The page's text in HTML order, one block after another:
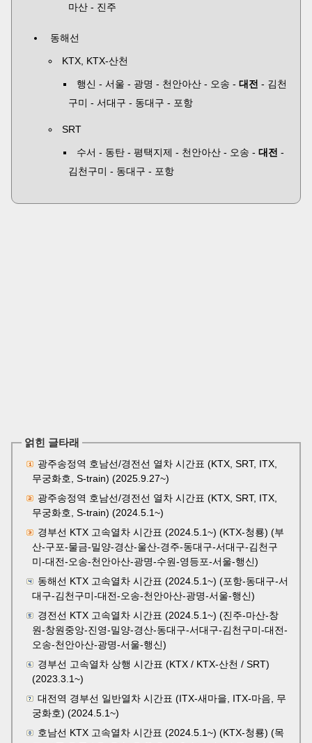
마산 - 진주
동해선
KTX, KTX-산천
행신 - 서울 - 광명 - 천안아산 - 오송 - 대전 - 김천
구미 - 서대구 - 동대구 - 포항
SRT
수서 - 동탄 - 평택지제 - 천안아산 - 오송 - 대전 -
김천구미 - 동대구 - 포항
얽힌 글타래
광주송정역 호남선/경전선 열차 시간표 (KTX, SRT, ITX,
무궁화호, S-train) (2025.9.27~)
광주송정역 호남선/경전선 열차 시간표 (KTX, SRT, ITX,
무궁화호, S-train) (2024.5.1~)
경부선 KTX 고속열차 시간표 (2024.5.1~) (KTX-청룡) (부
산-구포-물금-밀양-경산-울산-경주-동대구-서대구-김천구
미-대전-오송-천안아산-광명-수원-영등포-서울-행신)
동해선 KTX 고속열차 시간표 (2024.5.1~) (포항-동대구-서
대구-김천구미-대전-오송-천안아산-광명-서울-행신)
경전선 KTX 고속열차 시간표 (2024.5.1~) (진주-마산-창
원-창원중앙-진영-밀양-경산-동대구-서대구-김천구미-대전-
오송-천안아산-광명-서울-행신)
경부선 고속열차 상행 시간표 (KTX / KTX-산천 / SRT)
(2023.3.1~)
대전역 경부선 일반열차 시간표 (ITX-새마을, ITX-마음, 무
궁화호) (2024.5.1~)
호남선 KTX 고속열차 시간표 (2024.5.1~) (KTX-청룡) (목